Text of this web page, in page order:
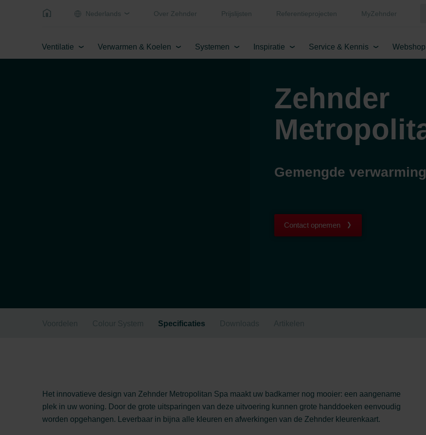
Nederlands Over Zehnder Prijslijsten Referentieprojecten MyZehnder
Ventilatie Verwarmen & Koelen Systemen Inspiratie Service & Kennis Webshop
Zehnder
Gemengde verwarming
Contact opnemen
Voordelen Colour System Specificaties Downloads Artikelen
Het innovatieve design van Zehnder Metropolitan Spa maakt uw badkamer nog mooier: een aangename
plek in uw woning. Door de grote uitsparingen van deze uitvoering kunnen grote handdoeken eenvoudig
worden opgehangen. Leverbaar in bijna alle kleuren en afwerkingen van de Zehnder kleurenkaart.